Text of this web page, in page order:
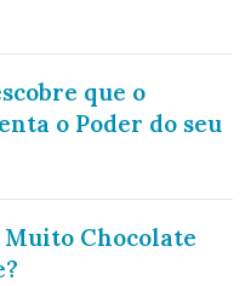
que o
o Poder do seu
Muito Chocolate